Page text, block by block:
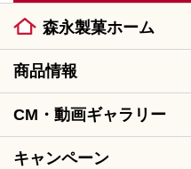
森永製菓ホーム
商品情報
CM・動画ギャラリー
キャンペーン